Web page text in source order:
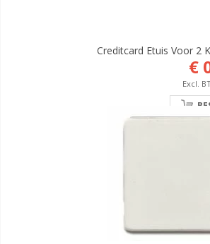
Creditcard Etuis Voor 2
€